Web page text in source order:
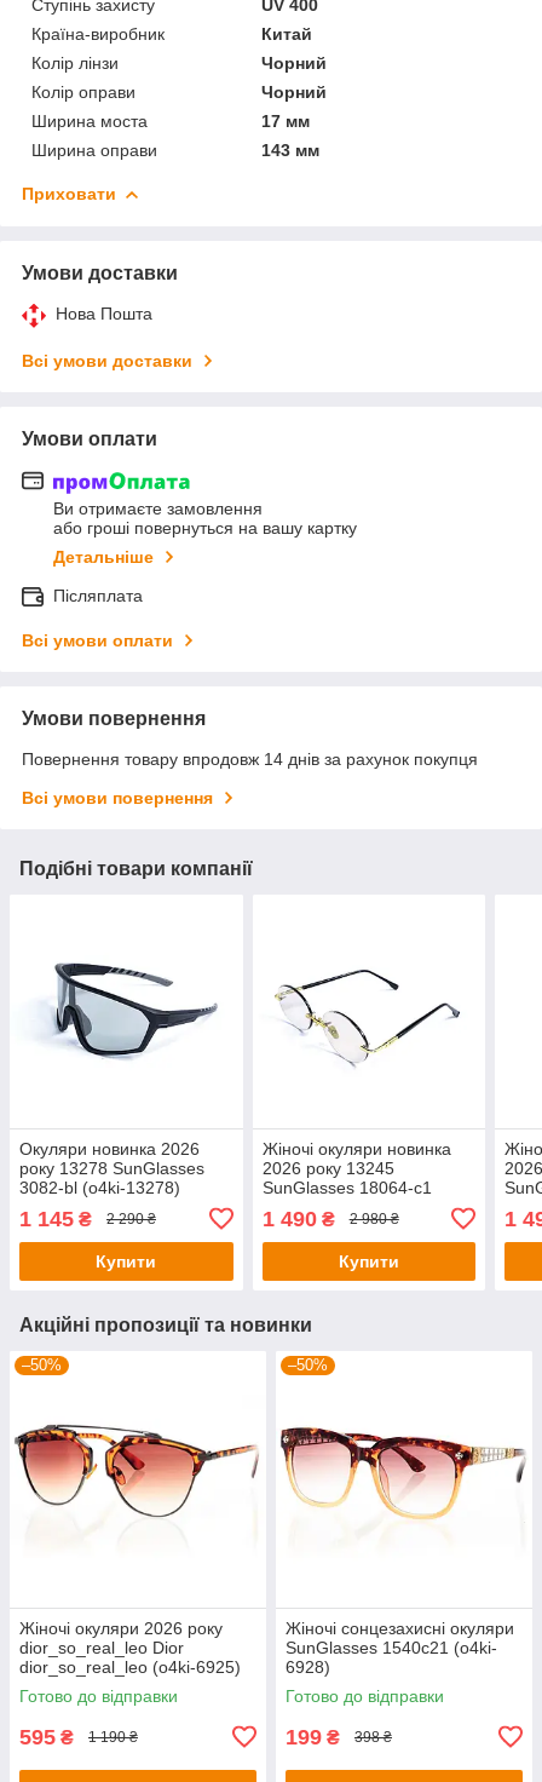
Ступінь захисту
UV 400
Країна-виробник
Китай
Колір лінзи
Чорний
Колір оправи
Чорний
Ширина моста
17 мм
Ширина оправи
143 мм
Приховати
Умови доставки
Нова Пошта
Всі умови доставки
Умови оплати
Ви отримаєте замовлення
або гроші повернуться на вашу картку
Детальніше
Післяплата
Всі умови оплати
Умови повернення
Повернення товару впродовж 14 днів за рахунок покупця
Всі умови повернення
Подібні товари компанії
Окуляри новинка 2026
року 13278 SunGlasses
3082-bl (o4ki-13278)
1 145 ₴ 2 290 ₴
Купити
Жіночі окуляри новинка
2026 року 13245
SunGlasses 18064-c1
1 490₴ 2 980 ₴
Купити
1
Акційні пропозиції та новинки
–50%
Жіночі окуляри 2026 року
dior_so_real_leo Dior
dior_so_real_leo (o4ki-6925)
Готово до відправки
595 ₴ 1 190 ₴
–50%
Жіночі сонцезахисні окуляри
SunGlasses 1540c21 (o4ki-
6928)
Готово до відправки
199 ₴ 398 ₴